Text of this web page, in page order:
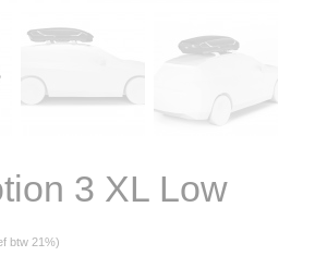
3 XL Low
btw 21%)